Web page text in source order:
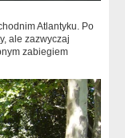
Atlantyku. Po
ale zazwyczaj
zabiegiem